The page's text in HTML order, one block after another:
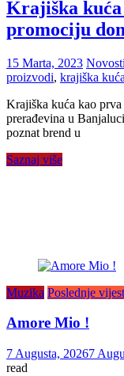
Krajiška
promociju
15 Marta, 2023
proizvodi, krajiška kuća
Krajiška kuća kao
prerađevina u
poznat brend u
Saznaj više
Muzika Poslednje
Amore Mio !
7 Augusta, 20267
read